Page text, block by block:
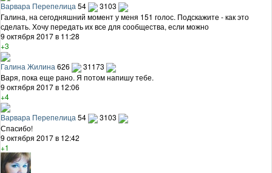
Варвара Перепелица 54
3103
Галина, на сегодняшний момент у меня 151 голос. Подскажите - как это
сделать. Хочу передать их все для сообщества, если можно
9 октября 2017 в 11:28
+3
Галина Жилина 626
31173
Варя, пока еще рано. Я потом напишу тебе.
9 октября 2017 в 12:06
+4
Варвара Перепелица 54
3103
Спасибо!
9 октября 2017 в 12:42
+1